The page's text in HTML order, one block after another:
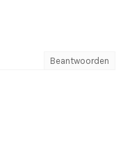
Beantwoorden